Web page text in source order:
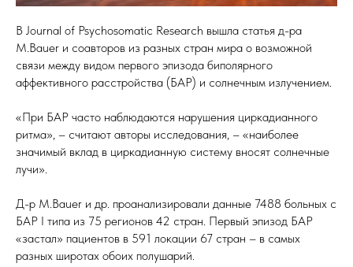
В Journal of Psychosomatic Research вышла статья д-ра
M.Bauer и соавторов из разных стран мира о возможной
связи между видом первого эпизода биполярного
аффективного расстройства (БАР) и солнечным излучением.
«При БАР часто наблюдаются нарушения циркадианного
ритма», – считают авторы исследования, – «наиболее
значимый вклад в циркадианную систему вносят солнечные
лучи».
Д-р M.Bauer и др. проанализировали данные 7488 больных с
БАР I типа из 75 регионов 42 стран. Первый эпизод БАР
«застал» пациентов в 591 локации 67 стран – в самых
разных широтах обоих полушарий.